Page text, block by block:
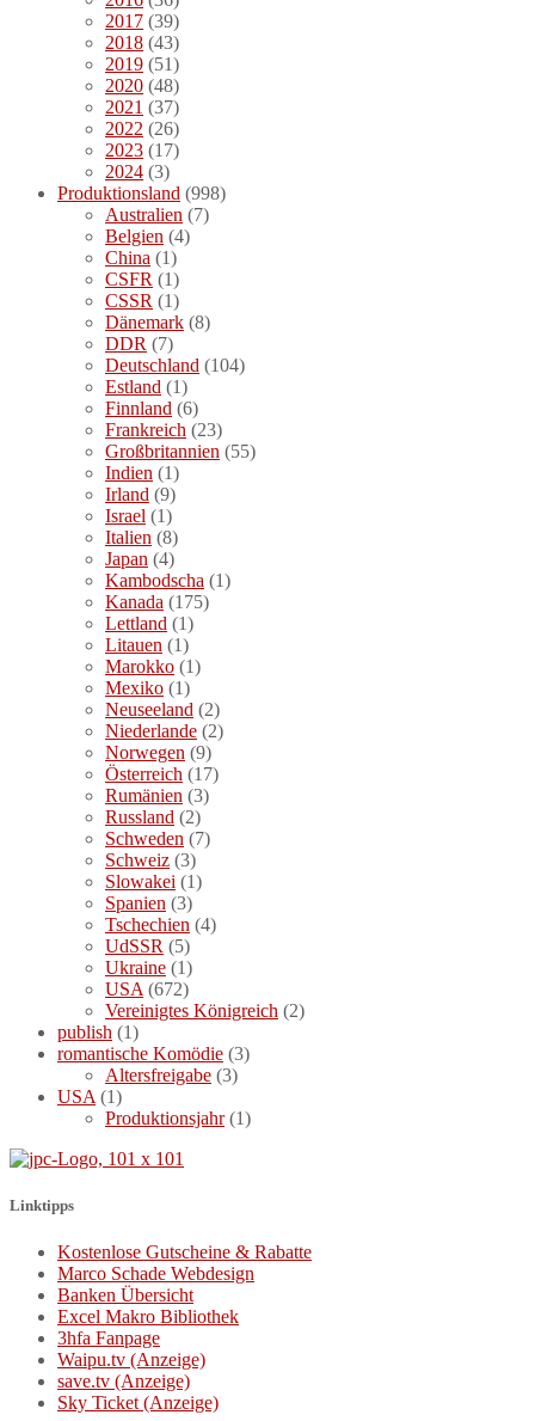
2017 (39)
2018 (43)
2019 (51)
2020 (48)
2021 (37)
2022 (26)
2023 (17)
2024 (3)
Produktionsland (998)
Australien (7)
Belgien (4)
China (1)
CSFR (1)
CSSR (1)
Dänemark (8)
DDR (7)
Deutschland (104)
Estland (1)
Finnland (6)
Frankreich (23)
Großbritannien (55)
Indien (1)
Irland (9)
Israel (1)
Italien (8)
Japan (4)
Kambodscha (1)
Kanada (175)
Lettland (1)
Litauen (1)
Marokko (1)
Mexiko (1)
Neuseeland (2)
Niederlande (2)
Norwegen (9)
Österreich (17)
Rumänien (3)
Russland (2)
Schweden (7)
Schweiz (3)
Slowakei (1)
Spanien (3)
Tschechien (4)
UdSSR (5)
Ukraine (1)
USA (672)
Vereinigtes Königreich (2)
publish (1)
romantische Komödie (3)
Altersfreigabe (3)
USA (1)
Produktionsjahr(1)
Linktipps
Kostenlose Gutscheine & Rabatte
Marco Schade Webdesign
Banken Übersicht
Excel Makro Bibliothek
3hfa Fanpage
Waipu.tv (Anzeige)
save.tv (Anzeige)
Sky Ticket (Anzeige)